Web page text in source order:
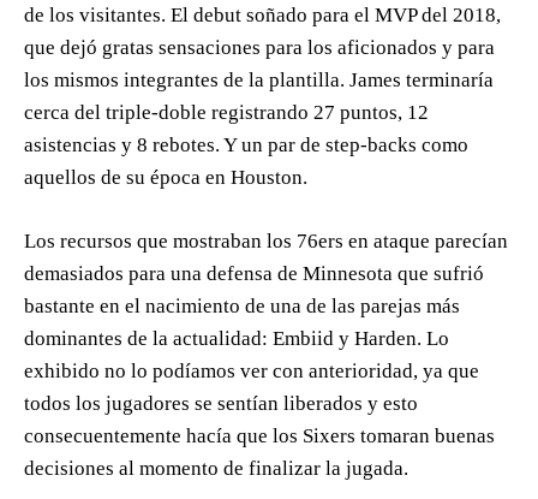
de los visitantes. El debut soñado para el MVP del 2018,
que dejó gratas sensaciones para los aficionados y para
los mismos integrantes de la plantilla. James terminaría
cerca del triple-doble registrando 27 puntos, 12
asistencias y 8 rebotes. Y un par de step-backs como
aquellos de su época en Houston.
Los recursos que mostraban los 76ers en ataque parecían
demasiados para una defensa de Minnesota que sufrió
bastante en el nacimiento de una de las parejas más
dominantes de la actualidad: Embiid y Harden. Lo
exhibido no lo podíamos ver con anterioridad, ya que
todos los jugadores se sentían liberados y esto
consecuentemente hacía que los Sixers tomaran buenas
decisiones al momento de finalizar la jugada.